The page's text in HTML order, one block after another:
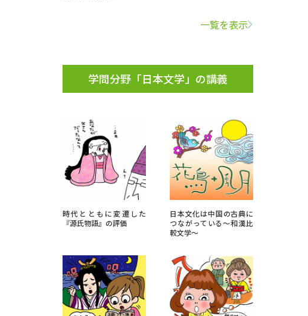
学問分野解説 学問の教科書 夢ナビライブ
このサイトについて
受付内容・発送状況の確認 テレメール
お支払いサイト
お問合せ先 テレメール進学カタログ訂正のご案内
一覧を表示
学問分野「日本文学」の講義
時代とともに変遷した
『源氏物語』の評価
日本文化は中国の古典に
つながっている～和漢比
較文学～